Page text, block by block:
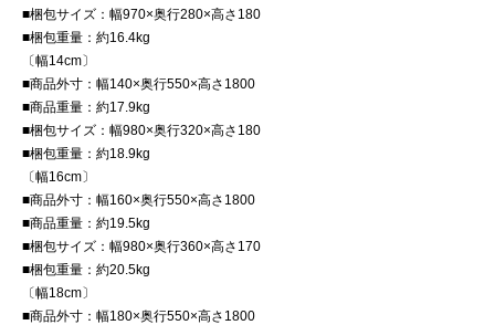
■梱包サイズ：幅970×奥行280×高さ180
■梱包重量：約16.4kg
〔幅14cm〕
■商品外寸：幅140×奥行550×高さ1800
■商品重量：約17.9kg
■梱包サイズ：幅980×奥行320×高さ180
■梱包重量：約18.9kg
〔幅16cm〕
■商品外寸：幅160×奥行550×高さ1800
■商品重量：約19.5kg
■梱包サイズ：幅980×奥行360×高さ170
■梱包重量：約20.5kg
〔幅18cm〕
■商品外寸：幅180×奥行550×高さ1800